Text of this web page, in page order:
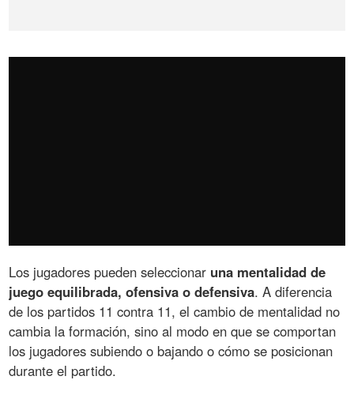
Los jugadores pueden seleccionar una mentalidad de
juego equilibrada, ofensiva o defensiva. A diferencia
de los partidos 11 contra 11, el cambio de mentalidad no
cambia la formación, sino al modo en que se comportan
los jugadores subiendo o bajando o cómo se posicionan
durante el partido.